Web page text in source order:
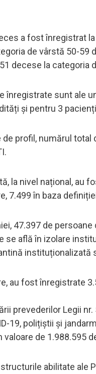
a fost înregistrat
de vârstă 50-59
decese la categoria
înregistrate sunt ale
și pentru 3
profil, numărul total
la nivel național, au
7.499 în baza
47.397 de
se află în izolare
instituționalizată
au fost înregistrate
prevederilor Legii
19, polițiștii și
valoare de 1.988.595
structurile abilitate ale